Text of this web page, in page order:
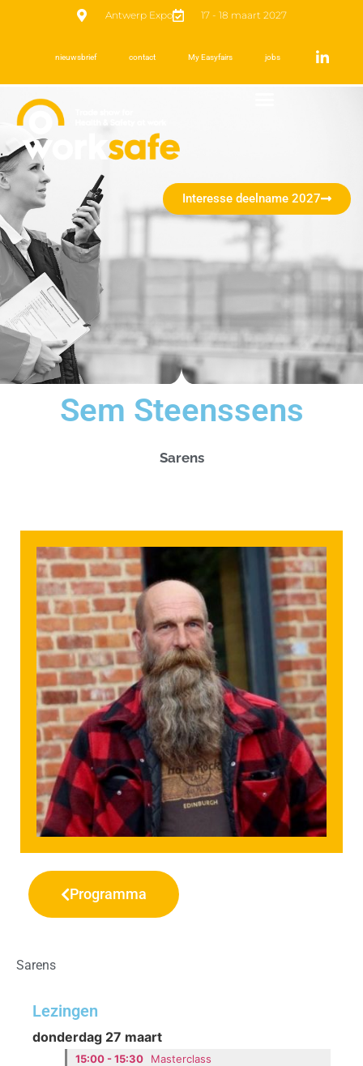
Antwerp Expo 17 - 18 maart 2027
nieuwsbrief contact My Easyfairs jobs
Interesse deelname 2027
Sem Steenssens
Sarens
Programma
Sarens
Lezingen
donderdag 27 maart
15:00 - 15:30
Masterclass